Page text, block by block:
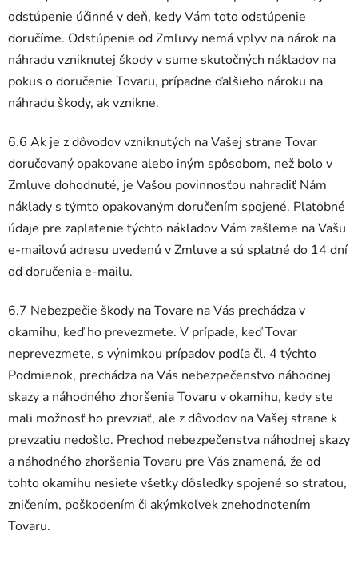
odstúpenie účinné v deň, kedy Vám toto odstúpenie
doručíme. Odstúpenie od Zmluvy nemá vplyv na nárok na
náhradu vzniknutej škody v sume skutočných nákladov na
pokus o doručenie Tovaru, prípadne ďalšieho nároku na
náhradu škody, ak vznikne.
6.6 Ak je z dôvodov vzniknutých na Vašej strane Tovar
doručovaný opakovane alebo iným spôsobom, než bolo v
Zmluve dohodnuté, je Vašou povinnosťou nahradiť Nám
náklady s týmto opakovaným doručením spojené. Platobné
údaje pre zaplatenie týchto nákladov Vám zašleme na Vašu
e-mailovú adresu uvedenú v Zmluve a sú splatné do 14 dní
od doručenia e-mailu.
6.7 Nebezpečie škody na Tovare na Vás prechádza v
okamihu, keď ho prevezmete. V prípade, keď Tovar
neprevezmete, s výnimkou prípadov podľa čl. 4 týchto
Podmienok, prechádza na Vás nebezpečenstvo náhodnej
skazy a náhodného zhoršenia Tovaru v okamihu, kedy ste
mali možnosť ho prevziať, ale z dôvodov na Vašej strane k
prevzatiu nedošlo. Prechod nebezpečenstva náhodnej skazy
a náhodného zhoršenia Tovaru pre Vás znamená, že od
tohto okamihu nesiete všetky dôsledky spojené so stratou,
zničením, poškodením či akýmkoľvek znehodnotením
Tovaru.